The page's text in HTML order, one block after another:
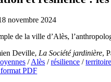
novembre 2024
de la ville d’Alès,
Deville, La Société jardinière,
/Alès /résilience /territoire
PDF